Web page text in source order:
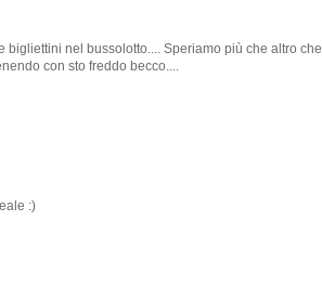
nel bussolotto.... Speriamo più che altro che
con sto freddo becco....
:)